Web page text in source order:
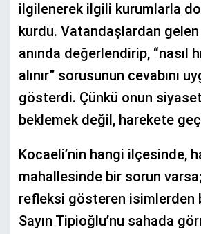
ilgilenerek ilgili kurumlarla
kurdu. Vatandaşlardan
anında değerlendirip, “nasıl
alınır” sorusunun cevabını
gösterdi. Çünkü onun siyaset
beklemek değil, harekete
Kocaeli’nin hangi ilçesinde,
mahallesinde bir sorun
refleksi gösteren isimlerden
Sayın Tipioğlu’nu sahada